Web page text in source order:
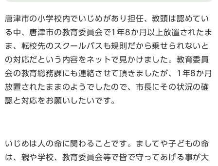
唐津市の小学校内でいじめがあり担任、教頭は認めてい
る中、唐津市の教育委員会で1年8か月以上放置されたま
ま、転校先のスクールバスも規則だから乗せられないと
の対応だという内容をネットで見かけました。教育委員
会の教育総務課にも連絡させて頂きましたが、1年8か月
放置されたままのようでしたので、市長にその状況の確
認と対応をお願いしたいです。
いじめは人の命に関わることです。ましてや子どもの命
は、親や学校、教育委員会等で皆で守ってあげる事が大